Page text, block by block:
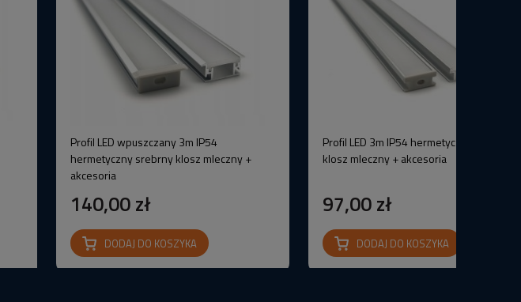
Profil LED wpuszczany 3m IP54
hermetyczny srebrny klosz mleczny +
akcesoria
140,00 zł
DODAJ DO KOSZYKA
Profil LED 3m IP54 hermetyczny srebrny
klosz mleczny + akcesoria
97,00 zł
DODAJ DO KOSZYKA